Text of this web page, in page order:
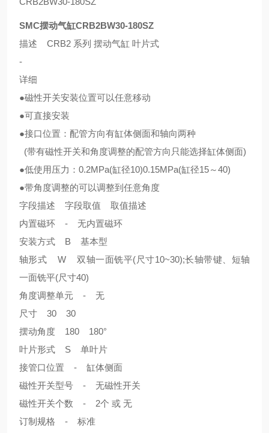
SMC摆动气缸CRB2BW30-180SZ
描述 CRB2 系列 摆动气缸 叶片式
-
详细
●磁性开关安装位置可以任意移动
●可直接安装
●接口位置：配管方向有缸体侧面和轴向两种
(带有磁性开关和角度调整的配管方向只能选择缸体侧面)
●低使用压力：0.2MPa(缸径10)0.15MPa(缸径15～40)
●带角度调整的可以调整到任意角度
字段描述 字段取值 取值描述
内置磁环 - 无内置磁环
安装方式 B 基本型
轴形式 W 双轴一面铣平(尺寸10~30);长轴带键、短轴
一面铣平(尺寸40)
角度调整单元 - 无
尺寸 30 30
摆动角度 180 180°
叶片形式 S 单叶片
接管口位置 - 缸体侧面
磁性开关型号 - 无磁性开关
磁性开关个数 - 2个 或 无
订制规格 - 标准